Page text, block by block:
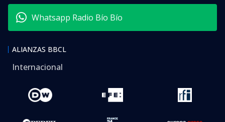
Whatsapp Radio Bío Bío
ALIANZAS BBCL
Internacional